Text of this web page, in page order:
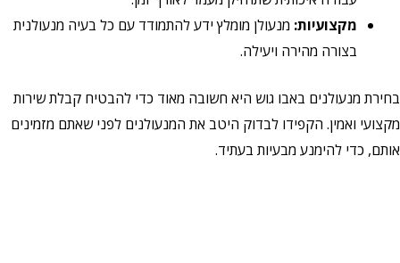
מקצועיות: מנעולן מומלץ ידע להתמודד עם כל בעיה מנעולנית
בצורה מהירה ויעילה.
בחירת מנעולנים באבו גוש היא חשובה מאוד כדי להבטיח קבלת שירות
מקצועי ואמין. הקפידו לבדוק היטב את המנעולנים לפני שאתם מזמינים
אותם, כדי להימנע מבעיות בעתיד.